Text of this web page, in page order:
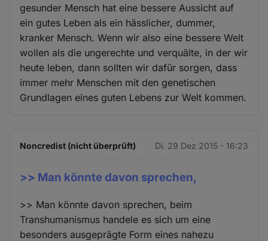
gesunder Mensch hat eine bessere Aussicht auf
ein gutes Leben als ein hässlicher, dummer,
kranker Mensch. Wenn wir also eine bessere Welt
wollen als die ungerechte und verquälte, in der wir
heute leben, dann sollten wir dafür sorgen, dass
immer mehr Menschen mit den genetischen
Grundlagen eines guten Lebens zur Welt kommen.
Noncredist (nicht überprüft) Di. 29 Dez 2015 - 16:23
>> Man könnte davon sprechen,
>> Man könnte davon sprechen, beim
Transhumanismus handele es sich um eine
besonders ausgeprägte Form eines nahezu